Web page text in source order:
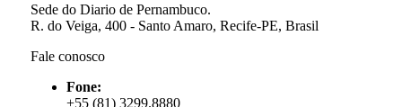
Sede do Diario de Pernambuco.
R. do Veiga, 400 - Santo Amaro, Recife-PE, Brasil
Fale conosco
Fone:
+55 (81) 3299.8880